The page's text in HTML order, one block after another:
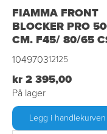
FIAMMA FRONT
BLOCKER PRO
CM. F45/ 80/65
104970312125
kr 2 395,00
På lager
Legg i handlekurven